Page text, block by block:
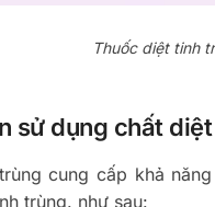
Thuốc diệt tinh
sử dụng chất
cung cấp khả
trùng. như sau: